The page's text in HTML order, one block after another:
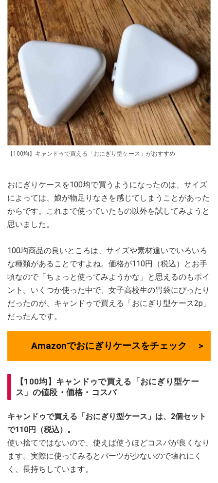
【100均】キャンドゥで買える「おにぎり型ケース」がおすすめ
おにぎりケースを100均で買うようになったのは、サイズ
によっては、娘が物足りなさを感じてしまうことがあった
からです。これまで使っていたもの以外を試してみようと
思いました。
100均商品の良いところは、サイズや素材違いでいろいろ
な種類があることですよね。価格が110円（税込）とお手
頃なので「ちょっと使ってみようかな」と思えるのもポイ
ント。いくつか使った中で、女子高校生の胃袋にぴったり
だったのが、キャンドゥで買える「おにぎり型ケース2p」
だったんです。
Amazonでおにぎりケースをチェック
【100均】キャンドゥで買える「おにぎり型ケー
ス」の値段・価格・コスパ
キャンドゥで買える「おにぎり型ケース」は、2個セット
で110円（税込）。
使い捨てではないので、使えば使うほどコスパが良くなり
ます。実際に使ってみるとパーツが少ないので壊れにく
く、長持ちしています。